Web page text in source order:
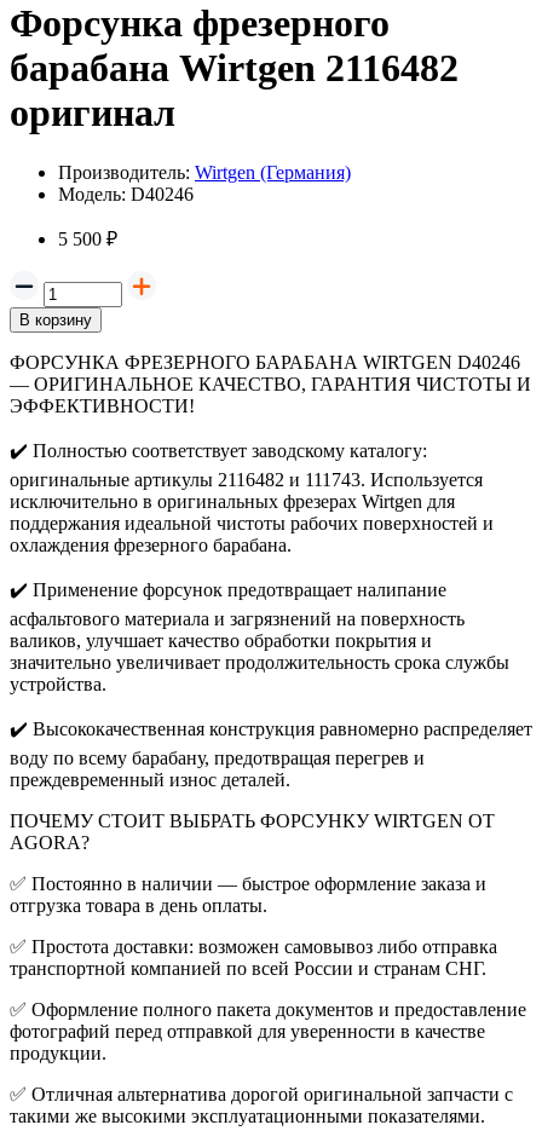
Форсунка фрезерного
барабана Wirtgen 2116482
оригинал
Производитель: Wirtgen (Германия)
Модель: D40246
5 500 ₽
В корзину
ФОРСУНКА ФРЕЗЕРНОГО БАРАБАНА WIRTGEN D40246
— ОРИГИНАЛЬНОЕ КАЧЕСТВО, ГАРАНТИЯ ЧИСТОТЫ И
ЭФФЕКТИВНОСТИ!
✔️ Полностью соответствует заводскому каталогу:
оригинальные артикулы 2116482 и 111743. Используется
исключительно в оригинальных фрезерах Wirtgen для
поддержания идеальной чистоты рабочих поверхностей и
охлаждения фрезерного барабана.
✔️ Применение форсунок предотвращает налипание
асфальтового материала и загрязнений на поверхность
валиков, улучшает качество обработки покрытия и
значительно увеличивает продолжительность срока службы
устройства.
✔️ Высококачественная конструкция равномерно распределяет
воду по всему барабану, предотвращая перегрев и
преждевременный износ деталей.
ПОЧЕМУ СТОИТ ВЫБРАТЬ ФОРСУНКУ WIRTGEN ОТ
AGORA?
✅ Постоянно в наличии — быстрое оформление заказа и
отгрузка товара в день оплаты.
✅ Простота доставки: возможен самовывоз либо отправка
транспортной компанией по всей России и странам СНГ.
✅ Оформление полного пакета документов и предоставление
фотографий перед отправкой для уверенности в качестве
продукции.
✅ Отличная альтернатива дорогой оригинальной запчасти с
такими же высокими эксплуатационными показателями.